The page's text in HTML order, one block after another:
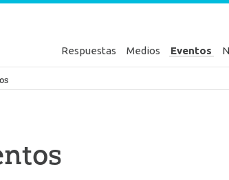
Respuestas Medios Eventos
Génesis